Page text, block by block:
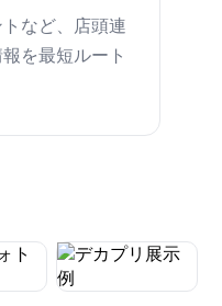
など、店頭連
を最短ルート